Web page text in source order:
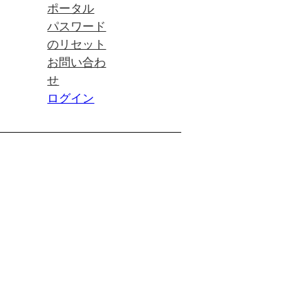
ポータル
パスワード
のリセット
お問い合わ
せ
ログイン